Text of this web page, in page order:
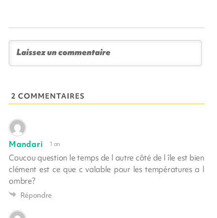
2 COMMENTAIRES
Mandari 1 an
Coucou question le temps de l autre côté de l île est bien
clément est ce que c valable pour les températures a l
ombre?
Répondre